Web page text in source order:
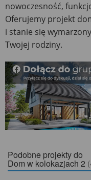
nowoczesność,
Oferujemy projekt
i stanie się
Twojej rodziny.
Podobne projekty do
Dom w kolokazjach 2